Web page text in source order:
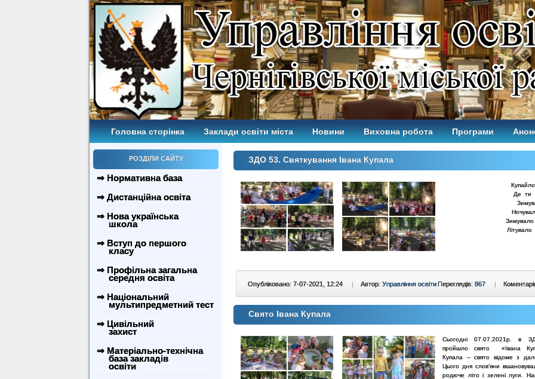
Головна сторінка Заклади освіти міста Новини Виховна робота Програми
РОЗДІЛИ САЙТУ
⇒ Нормативна база
⇒ Дистанційна освіта
⇒ Нова українська
школа
⇒ Вступ до першого
класу
⇒ Профільна загальна
середня освіта
⇒ Національний
мультипредметний тест
⇒ Цивільний
захист
⇒ Матеріально-технічна
база закладів
освіти
ЗДО 53. Святкування Івана Купала
Де ти
Зимувало
Літувало
Опубліковано: 7-07-2021, 12:24 | Автор: Управління освітиПереглядів: 867 |
Свято Івана Купала
Сьогодні 07.07.2021р.
пройшло свято «Івана
Купала – свято відоме з
Цього дня слов’яни
родюче літо і зелені луги.